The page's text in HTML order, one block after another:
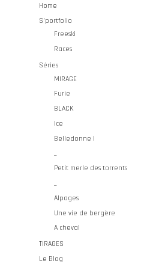
Home
S’portfolio
Freeski
Races
Séries
MIRAGE
Furie
BLACK
Ice
Belledonne I
_
Petit merle des torrents
Alpages
Une vie de bergère
A cheval
TIRAGES
Le Blog